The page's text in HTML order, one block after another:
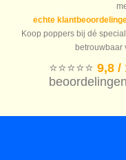
echte
Koop poppers bij dé
betrouwbaar
⭐️⭐️⭐️⭐️⭐️ 9,8 /